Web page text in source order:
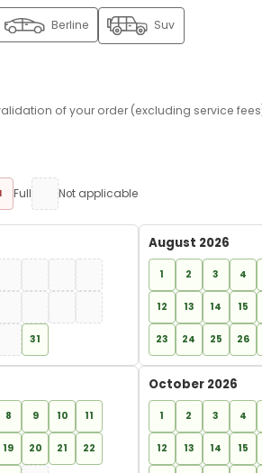
Berline Suv
of your order (excluding service
1 Full Not applicable
31
August 2026
1 2 3 4
12 13 14 15
23 24 25 26
8 9 10 11
19 20 21 22
October 2026
1 2 3 4
12 13 14 15